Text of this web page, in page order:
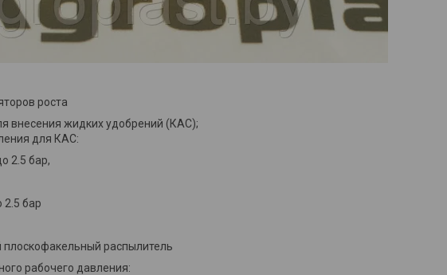
роста
внесения жидких удобрений (КАС);
для КАС:
2.5 бар,
2.5 бар
плоскофакельный распылитель
рабочего давления: